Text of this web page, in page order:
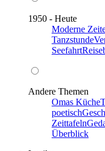
1950 - Heute
Moderne
Tanzstunde
Seefahrt
Andere Themen
Omas Küche
poetisch
Zeittafeln
Überblick